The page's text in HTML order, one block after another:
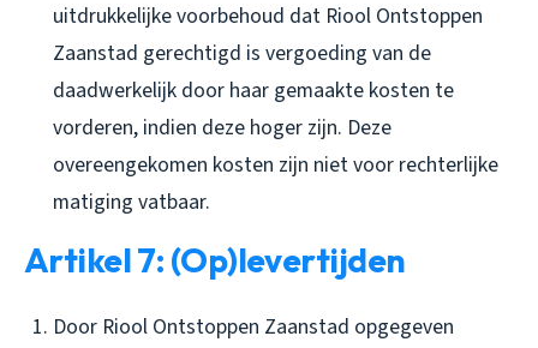
uitdrukkelijke voorbehoud dat Riool Ontstoppen
Zaanstad gerechtigd is vergoeding van de
daadwerkelijk door haar gemaakte kosten te
vorderen, indien deze hoger zijn. Deze
overeengekomen kosten zijn niet voor rechterlijke
matiging vatbaar.
Artikel 7: (Op)levertijden
Door Riool Ontstoppen Zaanstad opgegeven